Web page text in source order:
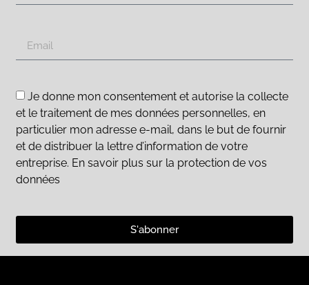
Je donne mon consentement et autorise la collecte
et le traitement de mes données personnelles, en
particulier mon adresse e-mail, dans le but de fournir
et de distribuer la lettre d’information de votre
entreprise. En savoir plus sur la protection de vos
données
S'abonner